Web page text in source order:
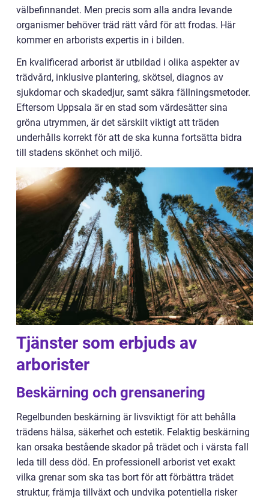
välbefinnandet. Men precis som alla andra levande
organismer behöver träd rätt vård för att frodas. Här
kommer en arborists expertis in i bilden.
En kvalificerad arborist är utbildad i olika aspekter av
trädvård, inklusive plantering, skötsel, diagnos av
sjukdomar och skadedjur, samt säkra fällningsmetoder.
Eftersom Uppsala är en stad som värdesätter sina
gröna utrymmen, är det särskilt viktigt att träden
underhålls korrekt för att de ska kunna fortsätta bidra
till stadens skönhet och miljö.
Tjänster som erbjuds av
arborister
Beskärning och grensanering
Regelbunden beskärning är livsviktigt för att behålla
trädens hälsa, säkerhet och estetik. Felaktig beskärning
kan orsaka bestående skador på trädet och i värsta fall
leda till dess död. En professionell arborist vet exakt
vilka grenar som ska tas bort för att förbättra trädet
struktur, främja tillväxt och undvika potentiella risker